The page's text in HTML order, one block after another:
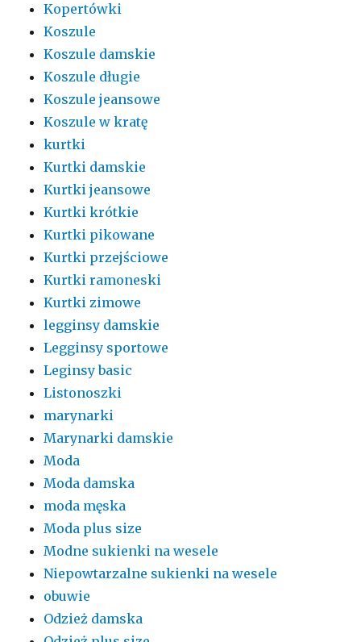
Kopertówki
Koszule
Koszule damskie
Koszule długie
Koszule jeansowe
Koszule w kratę
kurtki
Kurtki damskie
Kurtki jeansowe
Kurtki krótkie
Kurtki pikowane
Kurtki przejściowe
Kurtki ramoneski
Kurtki zimowe
legginsy damskie
Legginsy sportowe
Leginsy basic
Listonoszki
marynarki
Marynarki damskie
Moda
Moda damska
moda męska
Moda plus size
Modne sukienki na wesele
Niepowtarzalne sukienki na wesele
obuwie
Odzież damska